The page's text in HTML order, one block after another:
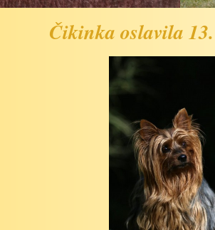
Čikinka oslavila